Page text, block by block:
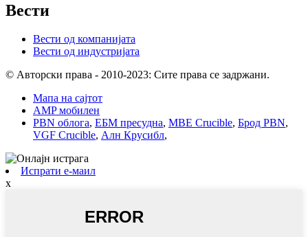
Вести
Вести од компанијата
Вести од индустријата
© Авторски права - 2010-2023: Сите права се задржани.
Мапа на сајтот
AMP мобилен
PBN облога, ЕБМ пресудна, MBE Crucible, Брод PBN,
VGF Crucible, Алн Крусибл,
Испрати е-маил
x